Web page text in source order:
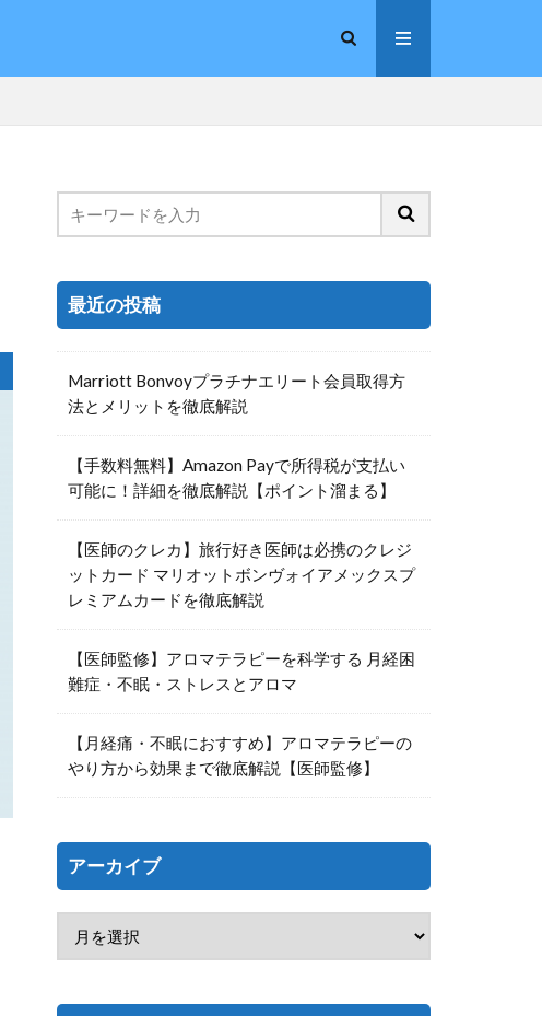
最近の投稿
Marriott Bonvoyプラチナエリート会員取得方
法とメリットを徹底解説
【手数料無料】Amazon Payで所得税が支払い
可能に！詳細を徹底解説【ポイント溜まる】
【医師のクレカ】旅行好き医師は必携のクレジ
ットカード マリオットボンヴォイアメックスプ
レミアムカードを徹底解説
【医師監修】アロマテラピーを科学する 月経困
難症・不眠・ストレスとアロマ
【月経痛・不眠におすすめ】アロマテラピーの
やり方から効果まで徹底解説【医師監修】
アーカイブ